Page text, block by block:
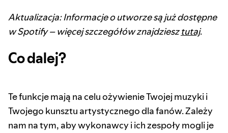
Aktualizacja: Informacje o utworze są już dostępne
w Spotify – więcej szczegółów znajdziesztutaj.
Co dalej?
Te funkcje mają na celu ożywienie Twojej muzyki i
Twojego kunsztu artystycznego dla fanów. Zależy
nam na tym, aby wykonawcy i ich zespoły mogli je